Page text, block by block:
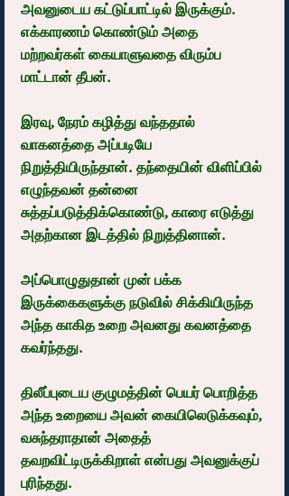
அவனுடைய கட்டுப்பாட்டில் இருக்கும்.
எக்காரணம் கொண்டும் அதை
மற்றவர்கள் கையாளுவதை விரும்ப
மாட்டான் தீபன்.
இரவு, நேரம் கழித்து வந்ததால்
வாகனத்தை அப்படியே
நிறுத்தியிருந்தான். தந்தையின் விளிப்பில்
எழுந்தவன் தன்னை
சுத்தப்படுத்திக்கொண்டு, காரை எடுத்து
அதற்கான இடத்தில் நிறுத்தினான்.
அப்பொழுதுதான் முன் பக்க
இருக்கைகளுக்கு நடுவில் சிக்கியிருந்த
அந்த காகித உறை அவனது கவனத்தை
கவர்ந்தது.
திலீப்புடைய குழுமத்தின் பெயர் பொறித்த
அந்த உறையை அவன் கையிலெடுக்கவும்,
வசுந்தராதான் அதைத்
தவறவிட்டிருக்கிறாள் என்பது அவனுக்குப்
புரிந்தது.